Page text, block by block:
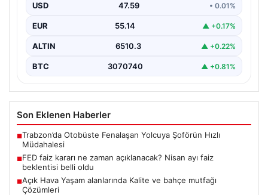
USD 47.59 • 0.01%
EUR 55.14 ▲ +0.17%
ALTIN 6510.3 ▲ +0.22%
BTC 3070740 ▲ +0.81%
Son Eklenen Haberler
■Trabzon’da Otobüste Fenalaşan Yolcuya Şoförün Hızlı
Müdahalesi
■FED faiz kararı ne zaman açıklanacak? Nisan ayı faiz
beklentisi belli oldu
■Açık Hava Yaşam alanlarında Kalite ve bahçe mutfağı
Çözümleri